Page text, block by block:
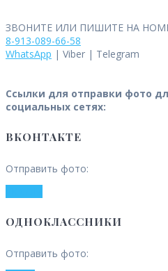
ЗВОНИТЕ ИЛИ ПИШИТЕ НА
8-913-089-66-58
WhatsApp | Viber | Telegram
Ссылки для отправки фото
социальных сетях:
ВКОНТАКТЕ
Отправить фото:
ОДНОКЛАССНИКИ
Отправить фото: